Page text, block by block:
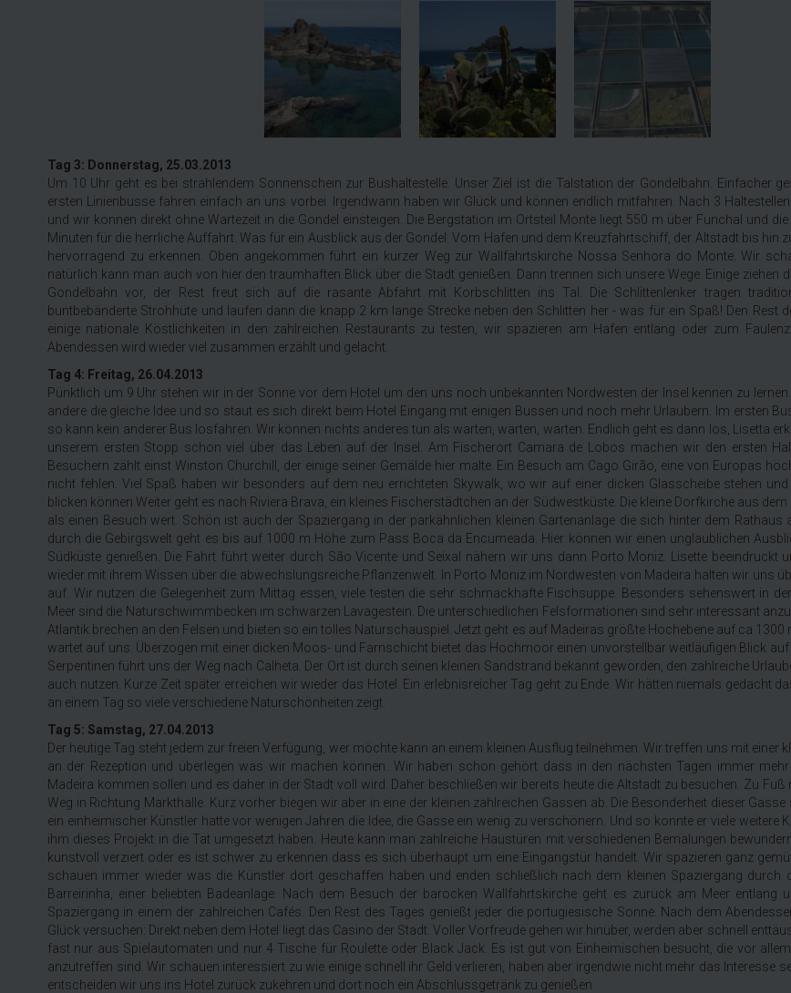
Tag 3: Donnerstag, 25.03.2013
Um 10 Uhr geht es bei strahlendem Sonnenschein zur Bushaltestelle. Unser Ziel ist die Talstation der Gondelbahn. Einfacher
ersten Linienbusse fahren einfach an uns vorbei. Irgendwann haben wir Glück und können endlich mitfahren. Nach 3
und wir können direkt ohne Wartezeit in die Gondel einsteigen. Die Bergstation im Ortsteil Monte liegt 550 m über Funchal und
Minuten für die herrliche Auffahrt. Was für ein Ausblick aus der Gondel: Vom Hafen und dem Kreuzfahrtschiff, der Altstadt bis hin
hervorragend zu erkennen. Oben angekommen führt ein kurzer Weg zur Wallfahrtskirche Nossa Senhora do Monte. Wir
natürlich kann man auch von hier den traumhaften Blick über die Stadt genießen. Dann trennen sich unsere Wege. Einige ziehen
Gondelbahn vor, der Rest freut sich auf die rasante Abfahrt mit Korbschlitten ins Tal. Die Schlittenlenker tragen
buntbebänderte Strohhüte und laufen dann die knapp 2 km lange Strecke neben den Schlitten her - was für ein Spaß! Den Rest
einige nationale Köstlichkeiten in den zahlreichen Restaurants zu testen, wir spazieren am Hafen entlang oder zum
Abendessen wird wieder viel zusammen erzählt und gelacht.
Tag 4: Freitag, 26.04.2013
Pünktlich um 9 Uhr stehen wir in der Sonne vor dem Hotel um den uns noch unbekannten Nordwesten der Insel kennen zu
andere die gleiche Idee und so staut es sich direkt beim Hotel Eingang mit einigen Bussen und noch mehr Urlaubern. Im ersten
so kann kein anderer Bus losfahren. Wir können nichts anderes tun als warten, warten, warten. Endlich geht es dann los, Lisetta
unserem ersten Stopp schon viel über das Leben auf der Insel. Am Fischerort Camara de Lobos machen wir den ersten
Besuchern zählt einst Winston Churchill, der einige seiner Gemälde hier malte. Ein Besuch am Cago Girão, eine von Europas
nicht fehlen. Viel Spaß haben wir besonders auf dem neu errichteten Skywalk, wo wir auf einer dicken Glasscheibe stehen
blicken können.Weiter geht es nach Riviera Brava, ein kleines Fischerstädtchen an der Südwestküste. Die kleine Dorfkirche aus
als einen Besuch wert. Schön ist auch der Spaziergang in der parkähnlichen kleinen Gartenanlage die sich hinter dem Rathaus
durch die Gebirgswelt geht es bis auf 1000 m Höhe zum Pass Boca da Encumeada. Hier können wir einen unglaublichen
Südküste genießen. Die Fahrt führt weiter durch São Vicente und Seixal nähern wir uns dann Porto Moniz. Lisette beeindruckt
wieder mit ihrem Wissen über die abwechslungsreiche Pflanzenwelt. In Porto Moniz im Nordwesten von Madeira halten wir uns
auf. Wir nutzen die Gelegenheit zum Mittag essen, viele testen die sehr schmackhafte Fischsuppe. Besonders sehenswert in
Meer sind die Naturschwimmbecken im schwarzen Lavagestein. Die unterschiedlichen Felsformationen sind sehr interessant
Atlantik brechen an den Felsen und bieten so ein tolles Naturschauspiel. Jetzt geht es auf Madeiras größte Hochebene auf ca
wartet auf uns. Überzogen mit einer dicken Moos- und Farnschicht bietet das Hochmoor einen unvorstellbar weitläufigen Blick
Serpentinen führt uns der Weg nach Calheta. Der Ort ist durch seinen kleinen Sandstrand bekannt geworden, den zahlreiche
auch nutzen. Kurze Zeit später erreichen wir wieder das Hotel. Ein erlebnisreicher Tag geht zu Ende. Wir hätten niemals gedacht
an einem Tag so viele verschiedene Naturschönheiten zeigt.
Tag 5: Samstag, 27.04.2013
Der heutige Tag steht jedem zur freien Verfügung, wer möchte kann an einem kleinen Ausflug teilnehmen. Wir treffen uns mit einer
an der Rezeption und überlegen was wir machen können. Wir haben schon gehört dass in den nächsten Tagen immer
Madeira kommen sollen und es daher in der Stadt voll wird. Daher beschließen wir bereits heute die Altstadt zu besuchen. Zu
Weg in Richtung Markthalle. Kurz vorher biegen wir aber in eine der kleinen zahlreichen Gassen ab. Die Besonderheit dieser Gasse
ein einheimischer Künstler hatte vor wenigen Jahren die Idee, die Gasse ein wenig zu verschönern. Und so konnte er viele weitere
ihm dieses Projekt in die Tat umgesetzt haben. Heute kann man zahlreiche Haustüren mit verschiedenen Bemalungen
kunstvoll verziert oder es ist schwer zu erkennen dass es sich überhaupt um eine Eingangstür handelt. Wir spazieren ganz
schauen immer wieder was die Künstler dort geschaffen haben und enden schließlich nach dem kleinen Spaziergang durch
Barreirinha, einer beliebten Badeanlage. Nach dem Besuch der barocken Wallfahrtskirche geht es zurück am Meer entlang
Spaziergang in einem der zahlreichen Cafés. Den Rest des Tages genießt jeder die portugiesische Sonne. Nach dem
Glück versuchen: Direkt neben dem Hotel liegt das Casino der Stadt. Voller Vorfreude gehen wir hinüber, werden aber schnell
fast nur aus Spielautomaten und nur 4 Tische für Roulette oder Black Jack. Es ist gut von Einheimischen besucht, die vor
anzutreffen sind. Wir schauen interessiert zu wie einige schnell ihr Geld verlieren, haben aber irgendwie nicht mehr das Interesse
entscheiden wir uns ins Hotel zurück zukehren und dort noch ein Abschlussgetränk zu genießen.